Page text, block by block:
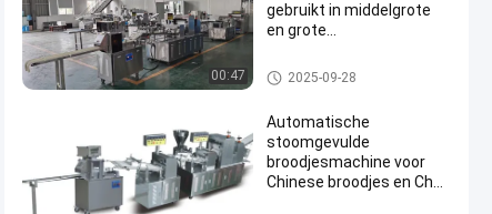
00:47
gebruikt in middelgrote
en grote
Broodproductielijn
2025-09-28
Automatische
stoomgevulde
broodjesmachine voor
Chinese broodjes en Cha